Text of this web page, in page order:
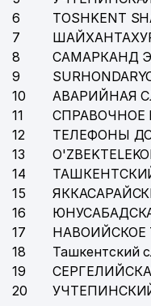
DILRUZ ООО
COOL KIDS НОУ
ART VITRAJ
КАДРОВ
ОБЪЕДИНЕНИЕ
AJAB
ПОСОЛЬСТВО
УПРАВЛЕНИЕ
MH TEXTILE
6
TOSHKENT
7
8
САМАРКАНД
9
10
АВАРИЙНАЯ
11
СПРАВОЧНОЕ
12
ТЕЛЕФОНЫ
13
14
15
16
17
НАВОИЙСКОЕ
18
Ташкентский
19
20